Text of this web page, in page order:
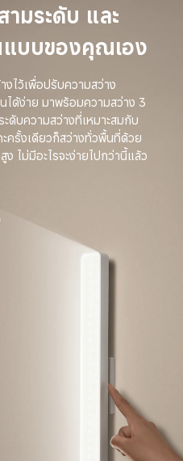
ามระดับ และ
บบของคุณเอง
งไว้เพื่อปรับความสว่าง
ได้ง่าย มาพร้อมความสว่าง 3
ดับความสว่างที่เหมาะสมกับ
รั้งเดียวก็สว่างทั่วพื้นที่ด้วย
ไม่มีอะไรจะง่ายไปกว่านี้แล้ว